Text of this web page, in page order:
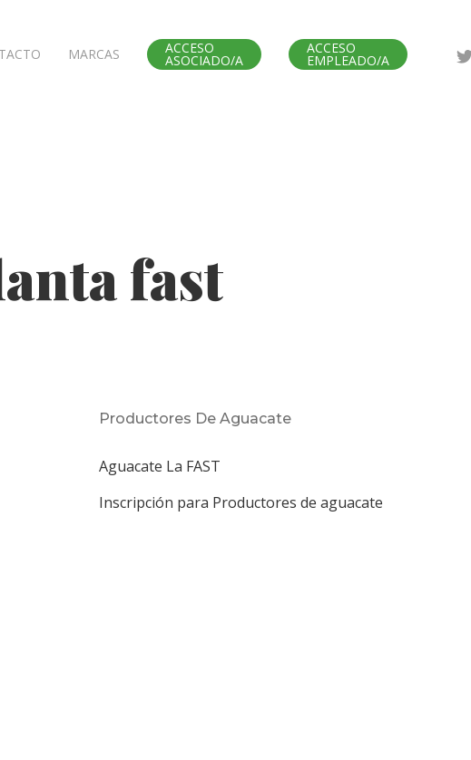
MARCAS ACCESO
ASOCIADO/A
ACCESO
EMPLEADO/A
fast
Productores De Aguacate
Aguacate La FAST
Inscripción para Productores de aguacate